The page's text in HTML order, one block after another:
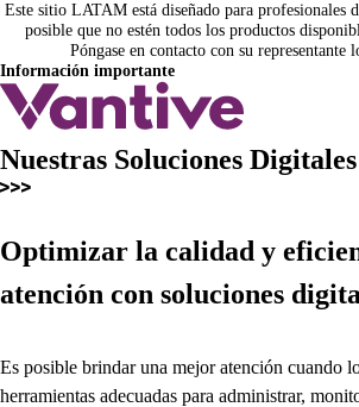
Pasar
contenido
principal
Este sitio LATAM está diseñado para profesionales
posible que no estén todos los productos
Póngase en contacto con su representante
Información importante
Nuestras Soluciones Digitales
Optimizar la calidad y
atención con soluciones
Es posible brindar una mejor atención cuando
herramientas adecuadas para administrar,